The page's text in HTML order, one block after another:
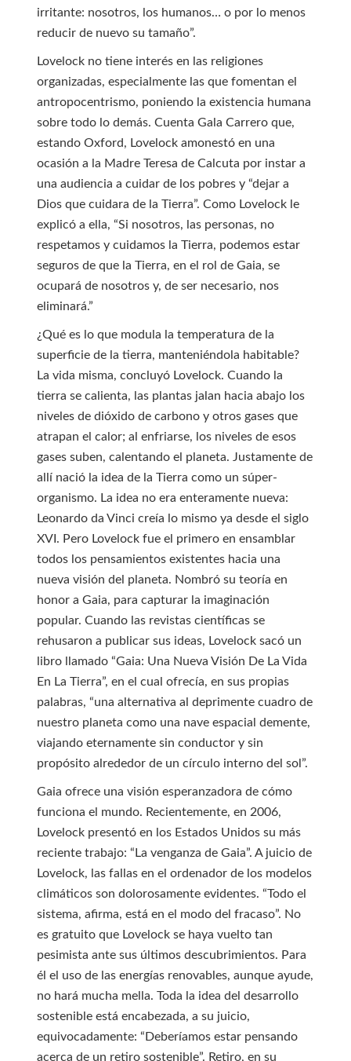
irritante: nosotros, los humanos… o por lo menos
reducir de nuevo su tamaño”.
Lovelock no tiene interés en las religiones
organizadas, especialmente las que fomentan el
antropocentrismo, poniendo la existencia humana
sobre todo lo demás. Cuenta Gala Carrero que,
estando Oxford, Lovelock amonestó en una
ocasión a la Madre Teresa de Calcuta por instar a
una audiencia a cuidar de los pobres y “dejar a
Dios que cuidara de la Tierra”. Como Lovelock le
explicó a ella, “Si nosotros, las personas, no
respetamos y cuidamos la Tierra, podemos estar
seguros de que la Tierra, en el rol de Gaia, se
ocupará de nosotros y, de ser necesario, nos
eliminará.”
¿Qué es lo que modula la temperatura de la
superficie de la tierra, manteniéndola habitable?
La vida misma, concluyó Lovelock. Cuando la
tierra se calienta, las plantas jalan hacia abajo los
niveles de dióxido de carbono y otros gases que
atrapan el calor; al enfriarse, los niveles de esos
gases suben, calentando el planeta. Justamente de
allí nació la idea de la Tierra como un súper-
organismo. La idea no era enteramente nueva:
Leonardo da Vinci creía lo mismo ya desde el siglo
XVI. Pero Lovelock fue el primero en ensamblar
todos los pensamientos existentes hacia una
nueva visión del planeta. Nombró su teoría en
honor a Gaia, para capturar la imaginación
popular. Cuando las revistas científicas se
rehusaron a publicar sus ideas, Lovelock sacó un
libro llamado “Gaia: Una Nueva Visión De La Vida
En La Tierra”, en el cual ofrecía, en sus propias
palabras, “una alternativa al deprimente cuadro de
nuestro planeta como una nave espacial demente,
viajando eternamente sin conductor y sin
propósito alrededor de un círculo interno del sol”.
Gaia ofrece una visión esperanzadora de cómo
funciona el mundo. Recientemente, en 2006,
Lovelock presentó en los Estados Unidos su más
reciente trabajo: “La venganza de Gaia”. A juicio de
Lovelock, las fallas en el ordenador de los modelos
climáticos son dolorosamente evidentes. “Todo el
sistema, afirma, está en el modo del fracaso”. No
es gratuito que Lovelock se haya vuelto tan
pesimista ante sus últimos descubrimientos. Para
él el uso de las energías renovables, aunque ayude,
no hará mucha mella. Toda la idea del desarrollo
sostenible está encabezada, a su juicio,
equivocadamente: “Deberíamos estar pensando
acerca de un retiro sostenible”. Retiro, en su